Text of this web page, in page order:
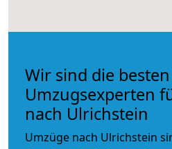
Wir sind die besten
Umzugsexperten
nach Ulrichstein
Umzüge nach Ulrichstein